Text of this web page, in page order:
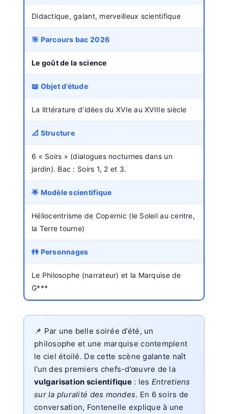
Didactique, galant, merveilleux scientifique
🎯 Parcours bac 2026
Le goût de la science
📖 Objet d’étude
La littérature d’idées du XVIe au XVIIIe siècle
📐 Structure
6 « Soirs » (dialogues nocturnes dans un
jardin). Bac : Soirs 1, 2 et 3.
🌟 Modèle scientifique
Héliocentrisme de Copernic (le Soleil au centre,
la Terre tourne)
👫 Personnages
Le Philosophe (narrateur) et la Marquise de
G***
📌 Par une belle soirée d’été, un
philosophe et une marquise contemplent
le ciel étoilé. De cette scène galante naît
l’un des premiers chefs-d’œuvre de la
vulgarisation scientifique : les Entretiens
sur la pluralité des mondes. En 6 soirs de
conversation, Fontenelle explique à une